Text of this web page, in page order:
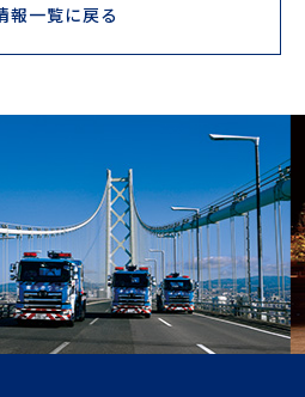
報一覧に戻る